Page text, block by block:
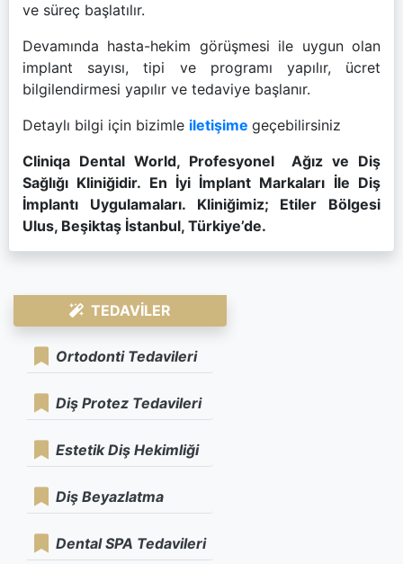
ve süreç başlatılır.
Devamında hasta-hekim görüşmesi ile uygun olan
implant sayısı, tipi ve programı yapılır, ücret
bilgilendirmesi yapılır ve tedaviye başlanır.
Detaylı bilgi için bizimle iletişime geçebilirsiniz
Cliniqa Dental World, Profesyonel Ağız ve Diş
Sağlığı Kliniğidir. En İyi İmplant Markaları İle Diş
İmplantı Uygulamaları. Kliniğimiz; Etiler Bölgesi
Ulus, Beşiktaş İstanbul, Türkiye’de.
TEDAVILER
Ortodonti Tedavileri
Diş Protez Tedavileri
Estetik Diş Hekimliği
Diş Beyazlatma
Dental SPA Tedavileri